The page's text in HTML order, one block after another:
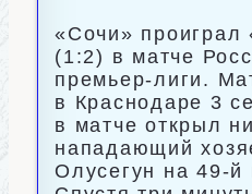
«Сочи» проиграл
(1:2) в матче
премьер-лиги.
в Краснодаре 3
в матче открыл
нападающий
Олусегун на 49-й